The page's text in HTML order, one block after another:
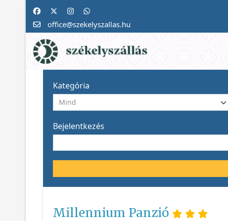
office@szekelyszallas.hu
Kategória
Bejelentkezés
Millennium Panzió